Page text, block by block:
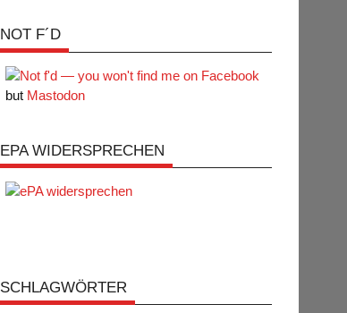
NOT F´D
but Mastodon
EPA WIDERSPRECHEN
SCHLAGWÖRTER